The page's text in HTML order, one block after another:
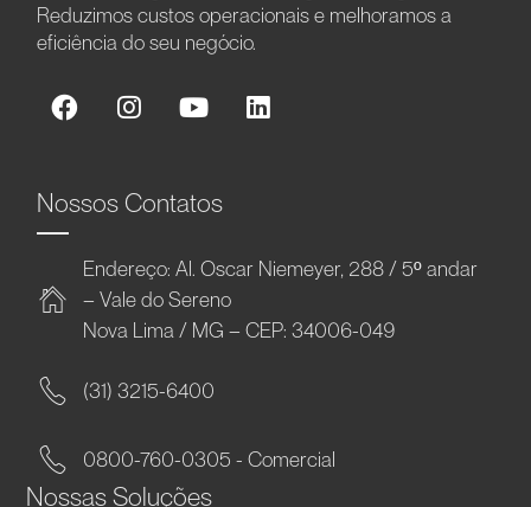
Reduzimos custos operacionais e melhoramos a
eficiência do seu negócio.
Nossos Contatos
Endereço: Al. Oscar Niemeyer, 288 / 5º andar
– Vale do Sereno
Nova Lima / MG – CEP: 34006-049
(31) 3215-6400
0800-760-0305 - Comercial
Nossas Soluções